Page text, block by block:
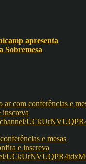
apresenta
Sobremesa
e mesas
e inscreva